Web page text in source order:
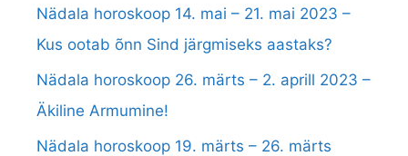
Nädala horoskoop 14. mai – 21. mai 2023 –
Kus ootab õnn Sind järgmiseks aastaks?
Nädala horoskoop 26. märts – 2. aprill 2023 –
Äkiline Armumine!
Nädala horoskoop 19. märts – 26. märts